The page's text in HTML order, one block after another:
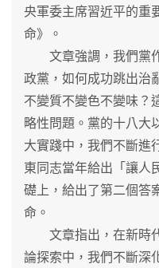
央軍委主席習近平的重
命》。
文章強調，我們黨作
政黨，如何成功跳出治
不變質不變色不變味？
略性問題。黨的十八大
大實踐中，我們不斷進
東同志當年給出「讓人
礎上，給出了第二個答
命。
文章指出，在新時代
論探索中，我們不斷深